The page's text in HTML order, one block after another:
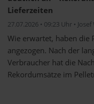
Lieferzeiten
27.07.2026 • 09:23 Uhr •
Wie erwartet, haben die
angezogen. Nach der
Verbraucher hat die
Rekordumsätze im